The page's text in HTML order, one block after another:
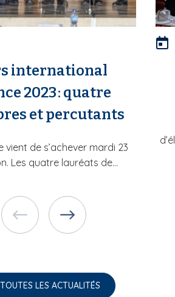
international
2023 : quatre
et percutants
vient de s’achever mardi 23
Les quatre lauréats de...
LES ACTUALITÉS